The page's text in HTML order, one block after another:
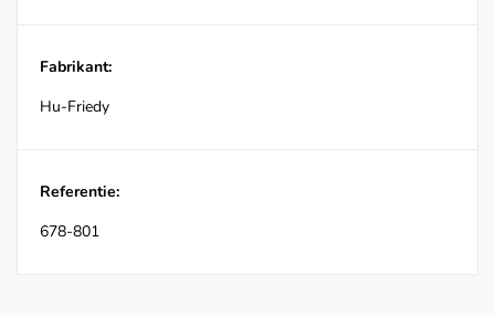
Fabrikant:
Hu-Friedy
Referentie:
678-801